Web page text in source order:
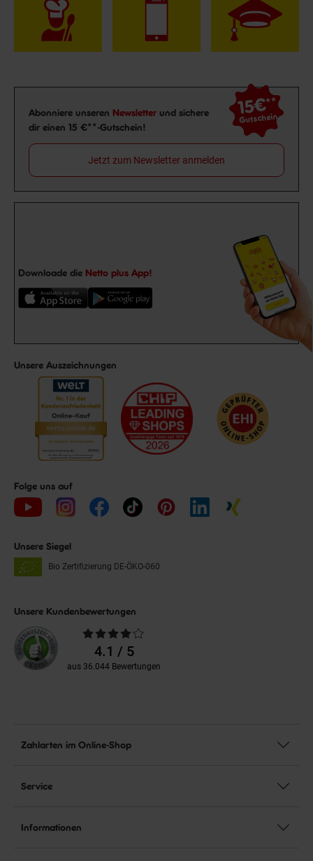
Newsletter Anmeldung
Abonniere unseren Newsletter und sichere
dir einen 15 €**-Gutschein!
15€**
Gutschein
Jetzt zum Newsletter anmelden
Downloade die Netto plus App!
Unsere Auszeichnungen
Folge uns auf
Unsere Siegel
Bio Zertifizierung DE-ÖKO-060
Unsere Kundenbewertungen
Durchschnittliche
Bewertungen4.1 / 5
aus 36.044 Bewertungen
Zahlarten im Online-Shop
Service
Informationen